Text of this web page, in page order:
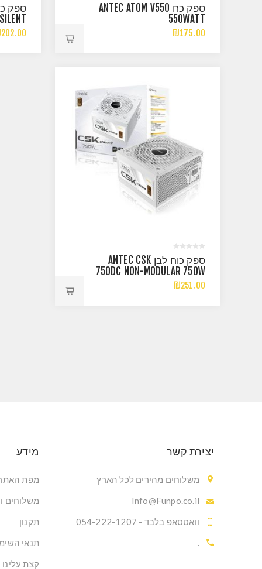
ספק כח ANTEC ATOM V550
550WATT
₪175.00
ספק כוח לבן ANTEC CSK
750DC NON-MODULAR 750W
80 PLUS BRONZE 120MM
₪251.00
יצירת קשר
משלוחים מהירים לכל הארץ
Info@Funpo.co.il
וואטסאפ בלבד - 054-222-1207
.
מידע
מפת
משלוחים
תקנון
תנאי
קצת עלינו